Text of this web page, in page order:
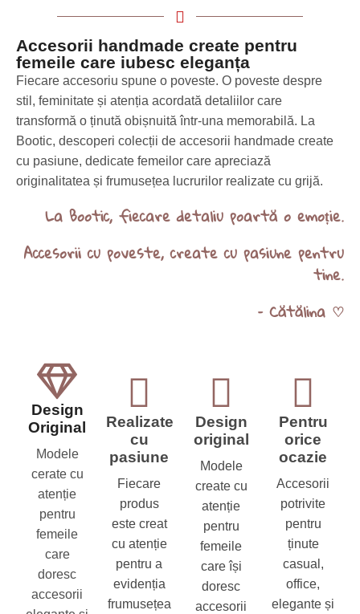
Accesorii handmade create pentru
femeile care iubesc eleganța
Fiecare accesoriu spune o poveste. O poveste despre
stil, feminitate și atenția acordată detaliilor care
transformă o ținută obișnuită într-una memorabilă. La
Bootic, descoperi colecții de accesorii handmade create
cu pasiune, dedicate femeilor care apreciază
originalitatea și frumusețea lucrurilor realizate cu grijă.
La Bootic, fiecare detaliu poartă o emoție.
Accesorii cu poveste, create cu pasiune pentru
tine.
– Cătălina ♡
Design
Original
Modele
cerate cu
atenție
pentru
femeile
care
doresc
accesorii
Realizate
cu
pasiune
Fiecare
produs
este creat
cu atenție
pentru a
evidenția
frumusețea
Design
original
Modele
create cu
atenție
pentru
femeile
care își
doresc
accesorii
Pentru
orice
ocazie
Accesorii
potrivite
pentru
ținute
casual,
office,
elegante și